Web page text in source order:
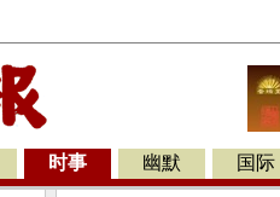
时事 幽默 国际